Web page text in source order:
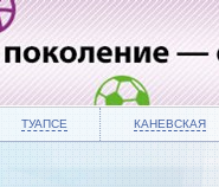
ТУАПСЕ КАНЕВСКАЯ